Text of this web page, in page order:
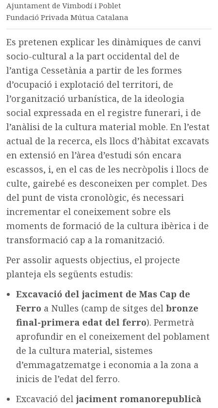
Ajuntament de Vimbodí i Poblet
Fundació Privada Mútua Catalana
Es pretenen explicar les dinàmiques de canvi
socio-cultural a la part occidental del de
l’antiga Cessetània a partir de les formes
d’ocupació i explotació del territori, de
l’organització urbanística, de la ideologia
social expressada en el registre funerari, i de
l’anàlisi de la cultura material moble. En l’estat
actual de la recerca, els llocs d’hàbitat excavats
en extensió en l’àrea d’estudi són encara
escassos, i, en el cas de les necròpolis i llocs de
culte, gairebé es desconeixen per complet. Des
del punt de vista cronològic, és necessari
incrementar el coneixement sobre els
moments de formació de la cultura ibèrica i de
transformació cap a la romanització.
Per assolir aquests objectius, el projecte
planteja els següents estudis:
Excavació del jaciment de Mas Cap de
Ferro a Nulles (camp de sitges delbronze
final-primera edat del ferro). Permetrà
aprofundir en el coneixement del poblament
de la cultura material, sistemes
d’emmagatzematge i economia a la zona a
inicis de l’edat del ferro.
Excavació del jaciment romanorepublicà